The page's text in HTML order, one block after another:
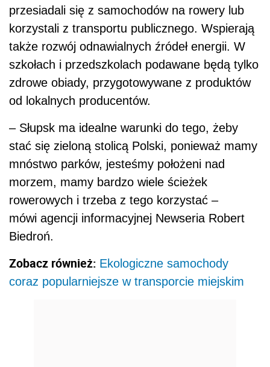
przesiadali się z samochodów na rowery lub
korzystali z transportu publicznego. Wspierają
także rozwój odnawialnych źródeł energii. W
szkołach i przedszkolach podawane będą tylko
zdrowe obiady, przygotowywane z produktów
od lokalnych producentów.
– Słupsk ma idealne warunki do tego, żeby
stać się zieloną stolicą Polski, ponieważ mamy
mnóstwo parków, jesteśmy położeni nad
morzem, mamy bardzo wiele ścieżek
rowerowych i trzeba z tego korzystać –
mówi agencji informacyjnej Newseria Robert
Biedroń.
Zobacz również: Ekologiczne samochody
coraz popularniejsze w transporcie miejskim